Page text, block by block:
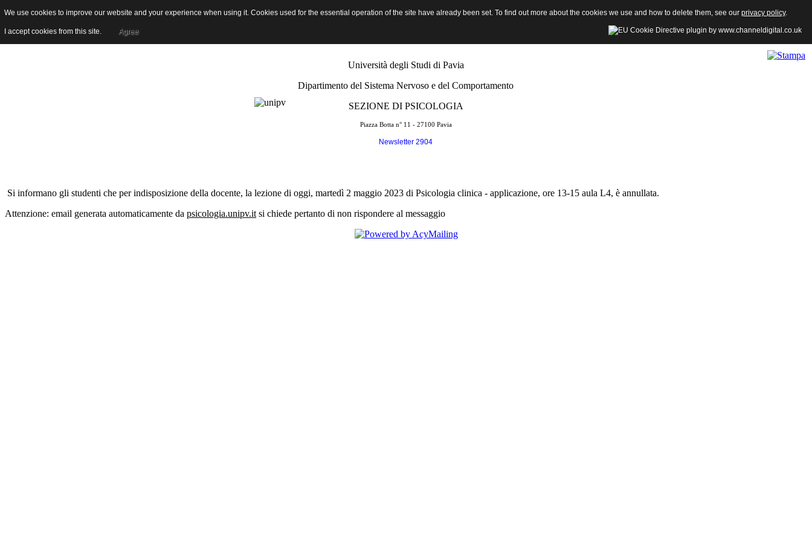
[Newsletter studenti] Vallarino - lezione annullata 2 maggio 2023
Università degli Studi di Pavia
Dipartimento del Sistema Nervoso e del Comportamento
SEZIONE DI PSICOLOGIA
Piazza Botta n° 11 - 27100 Pavia
Newsletter 2904
Si informano gli studenti che per indisposizione della docente, la lezione di oggi, martedì 2 maggio 2023 di Psicologia clinica - applicazione, ore 13-15 aula L4, è annullata.
Attenzione: email generata automaticamente da psicologia.unipv.it si chiede pertanto di non rispondere al messaggio
We use cookies to improve our website and your experience when using it. Cookies used for the essential operation of the site have already been set. To find out more about the cookies we use and how to delete them, see our privacy policy.
I accept cookies from this site. Agree